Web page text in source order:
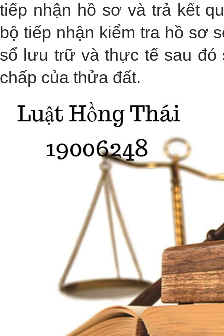
tiếp nhận hồ sơ và trả kết
bộ tiếp nhận kiểm tra hồ sơ
sổ lưu trữ và thực tế sau đó
chấp của thửa đất.